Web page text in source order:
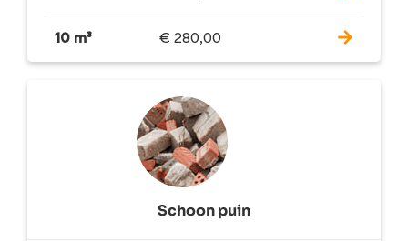
10 m³ € 280,00
Schoon puin